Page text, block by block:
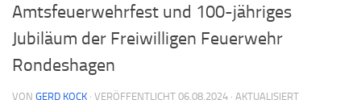
Amtsfeuerwehrfest und 100-jähriges
Jubiläum der Freiwilligen Feuerwehr
Rondeshagen
VON GERD KOCK · VERÖFFENTLICHT 06.08.2024 · AKTUALISIERT